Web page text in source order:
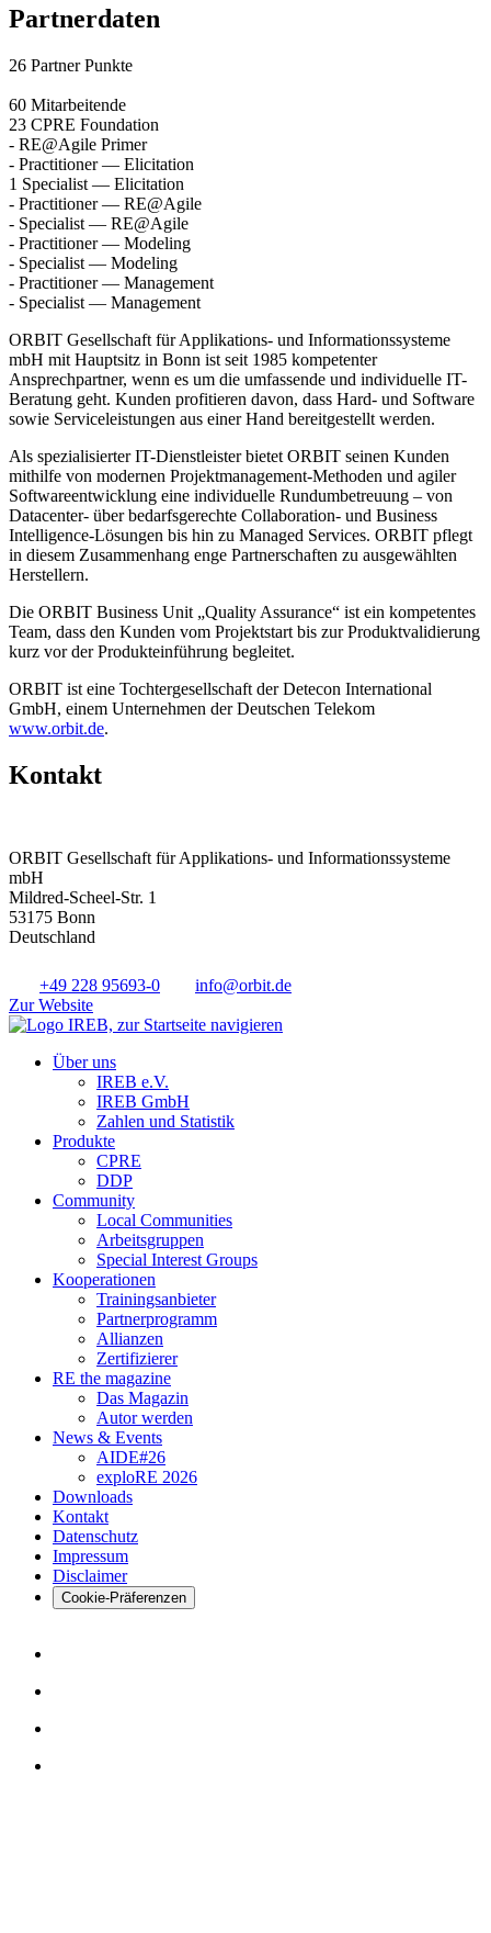
Partnerdaten
26 Partner Punkte
60 Mitarbeitende
23 CPRE Foundation
- RE@Agile Primer
- Practitioner — Elicitation
1 Specialist — Elicitation
- Practitioner — RE@Agile
- Specialist — RE@Agile
- Practitioner — Modeling
- Specialist — Modeling
- Practitioner — Management
- Specialist — Management
ORBIT Gesellschaft für Applikations- und Informationssysteme
mbH mit Hauptsitz in Bonn ist seit 1985 kompetenter
Ansprechpartner, wenn es um die umfassende und individuelle IT-
Beratung geht. Kunden profitieren davon, dass Hard- und Software
sowie Serviceleistungen aus einer Hand bereitgestellt werden.
Als spezialisierter IT-Dienstleister bietet ORBIT seinen Kunden
mithilfe von modernen Projektmanagement-Methoden und agiler
Softwareentwicklung eine individuelle Rundumbetreuung – von
Datacenter- über bedarfsgerechte Collaboration- und Business
Intelligence-Lösungen bis hin zu Managed Services. ORBIT pflegt
in diesem Zusammenhang enge Partnerschaften zu ausgewählten
Herstellern.
Die ORBIT Business Unit „Quality Assurance“ ist ein kompetentes
Team, dass den Kunden vom Projektstart bis zur Produktvalidierung
kurz vor der Produkteinführung begleitet.
ORBIT ist eine Tochtergesellschaft der Detecon International
GmbH, einem Unternehmen der Deutschen Telekom
www.orbit.de.
Kontakt
ORBIT Gesellschaft für Applikations- und Informationssysteme
mbH
Mildred-Scheel-Str. 1
53175 Bonn
Deutschland
+49 228 95693-0
info@orbit.de
Zur Website
Über uns
IREB e.V.
IREB GmbH
Zahlen und Statistik
Produkte
CPRE
DDP
Community
Local Communities
Arbeitsgruppen
Special Interest Groups
Kooperationen
Trainingsanbieter
Partnerprogramm
Allianzen
Zertifizierer
RE the magazine
Das Magazin
Autor werden
News & Events
AIDE#26
exploRE 2026
Downloads
Kontakt
Datenschutz
Impressum
Disclaimer
Cookie-Präferenzen